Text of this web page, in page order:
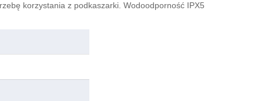
korzystania z podkaszarki. Wodoodporność IPX5